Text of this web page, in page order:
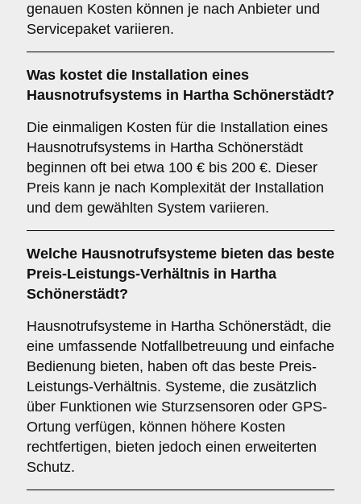
genauen Kosten können je nach Anbieter und
Servicepaket variieren.
Was kostet die Installation eines
Hausnotrufsystems in Hartha Schönerstädt?
Die einmaligen Kosten für die Installation eines
Hausnotrufsystems in Hartha Schönerstädt
beginnen oft bei etwa 100 € bis 200 €. Dieser
Preis kann je nach Komplexität der Installation
und dem gewählten System variieren.
Welche Hausnotrufsysteme bieten das beste
Preis-Leistungs-Verhältnis in Hartha
Schönerstädt?
Hausnotrufsysteme in Hartha Schönerstädt, die
eine umfassende Notfallbetreuung und einfache
Bedienung bieten, haben oft das beste Preis-
Leistungs-Verhältnis. Systeme, die zusätzlich
über Funktionen wie Sturzsensoren oder GPS-
Ortung verfügen, können höhere Kosten
rechtfertigen, bieten jedoch einen erweiterten
Schutz.